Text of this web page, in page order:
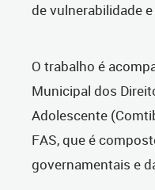
de vulnerabilidade
O trabalho é
Municipal dos
Adolescente
FAS, que é
governamentais e